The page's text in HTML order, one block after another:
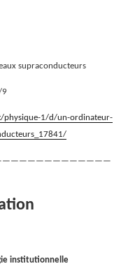
supraconducteurs
9
physique-1/d/un-ordinateur-
institutionnelle